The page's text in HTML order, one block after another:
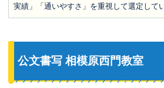
実績」「通いやすさ」を重視して選定して
公文書写 相模原西門教室